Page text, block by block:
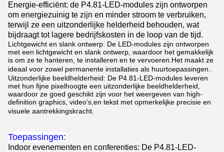
Energie-efficiënt: de P4.81-LED-modules zijn ontworpen
om energiezuinig te zijn en minder stroom te verbruiken,
terwijl ze een uitzonderlijke helderheid behouden, wat
bijdraagt tot lagere bedrijfskosten in de loop van de tijd.
Lichtgewicht en slank ontwerp: De LED-modules zijn ontworpen
met een lichtgewicht en slank ontwerp, waardoor het gemakkelijk
is om ze te hanteren, te installeren en te vervoeren.Het maakt ze
ideaal voor zowel permanente installaties als huurtoepassingen..
Uitzonderlijke beeldhelderheid: De P4.81-LED-modules leveren
met hun fijne pixelhoogte een uitzonderlijke beeldhelderheid,
waardoor ze goed geschikt zijn voor het weergeven van high-
definition graphics, video's,en tekst met opmerkelijke precisie en
visuele aantrekkingskracht.
Toepassingen:
Indoor evenementen en conferenties: De P4.81-LED-